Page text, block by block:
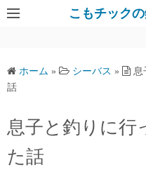
コ
ツ
キ
ッ
こもチック
ホーム » シーバス »
息
話
息子と釣りに行
た話